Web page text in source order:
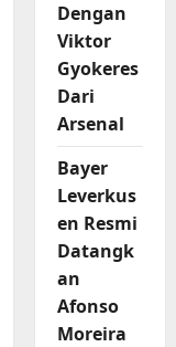
Dengan
Viktor
Gyokeres
Dari
Arsenal
Bayer
Leverkus
en Resmi
Datangk
an
Afonso
Moreira